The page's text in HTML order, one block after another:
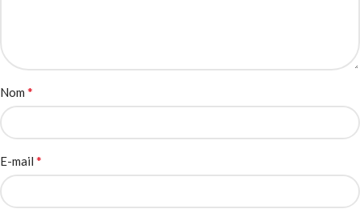
Nom *
E-mail *